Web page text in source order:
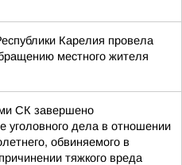
Карелия провела
местного жителя
СК завершено
уголовного дела в отношении
обвиняемого в
тяжкого вреда